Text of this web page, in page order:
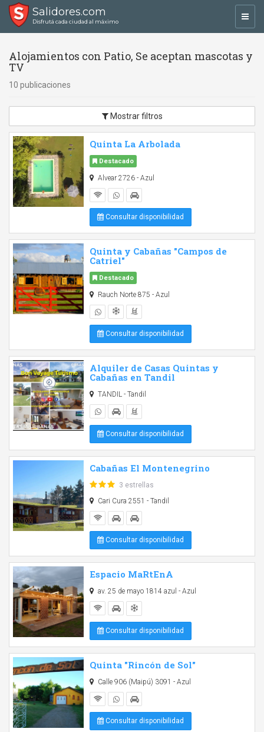
Salidores.com
Disfrutá cada ciudad al máximo
Alojamientos con Patio, Se aceptan mascotas y
TV
10 publicaciones
Mostrar filtros
Quinta La Arbolada
Destacado
Alvear 2726 - Azul
Consultar disponibilidad
Quinta y Cabañas "Campos de
Catriel"
Destacado
Rauch Norte 875 - Azul
Consultar disponibilidad
Alquiler de Casas Quintas y
Cabañas en Tandil
TANDIL - Tandil
Consultar disponibilidad
Cabañas El Montenegrino
3 estrellas
Cari Cura 2551 - Tandil
Consultar disponibilidad
Espacio MaRtEnA
av. 25 de mayo 1814 azul - Azul
Consultar disponibilidad
Quinta "Rincón de Sol"
Calle 906 (Maipú) 3091 - Azul
Consultar disponibilidad